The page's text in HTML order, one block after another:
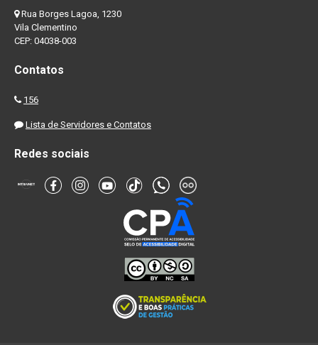
Rua Borges Lagoa, 1230
Vila Clementino
CEP: 04038-003
Contatos
156
Lista de Servidores e Contatos
Redes sociais